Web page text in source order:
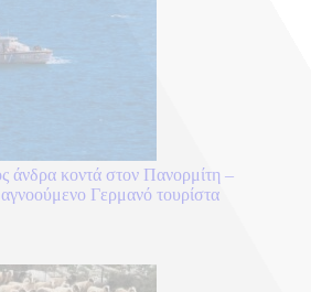
άνδρα κοντά στον Πανορμίτη –
Γερμανό τουρίστα